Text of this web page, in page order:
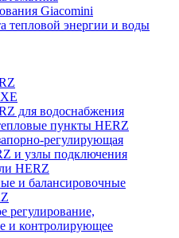
Giacomini
тепловой энергии и воды
для водоснабжения
пункты HERZ
регулирующая
и узлы подключения
HERZ
и балансировочные
регулирование,
и контролирующее